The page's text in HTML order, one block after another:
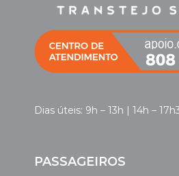
Dias úteis: 9h – 13h | 14h –
PASSAGEIROS